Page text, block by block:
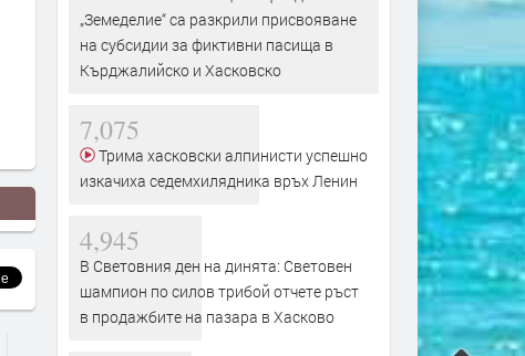
„Земеделие“ са разкрили присвояване
на субсидии за фиктивни пасища в
Кърджалийско и Хасковско
7,075
Трима хасковски алпинисти успешно
изкачиха седемхилядника връх Ленин
4,945
В Световния ден на динята: Световен
шампион по силов трибой отчете ръст
в продажбите на пазара в Хасково